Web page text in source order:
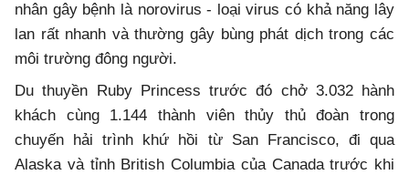
nhân gây bệnh là norovirus - loại virus có khả năng lây
lan rất nhanh và thường gây bùng phát dịch trong các
môi trường đông người.
Du thuyền Ruby Princess trước đó chở 3.032 hành
khách cùng 1.144 thành viên thủy thủ đoàn trong
chuyến hải trình khứ hồi từ San Francisco, đi qua
Alaska và tỉnh British Columbia của Canada trước khi